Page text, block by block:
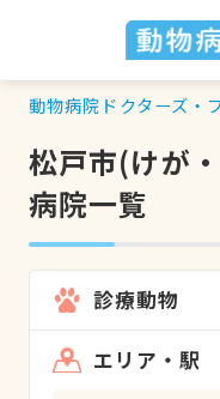
動物病院ドクターズ・
松戸市(けが
病院一覧
診療動物
エリア・駅